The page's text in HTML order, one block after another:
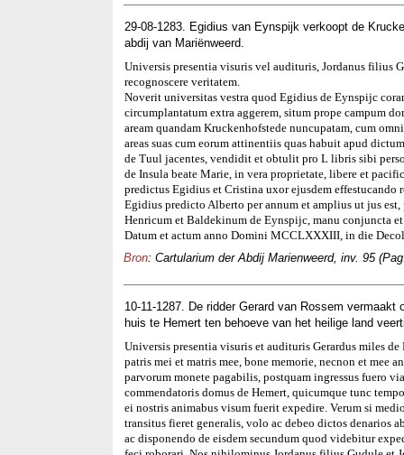
29-08-1283. Egidius van Eynspijk verkoopt de
abdij van Mariënweerd.
Universis presentia visuris vel audituris, Jordanus filius
recognoscere veritatem.
Noverit universitas vestra quod Egidius de Eynspijc
circumplantatum extra aggerem, situm prope campum
aream quandam Kruckenhofstede nuncupatam, cum
areas suas cum eorum attinentiis quas habuit apud
de Tuul jacentes, vendidit et obtulit pro L libris sibi
de Insula beate Marie, in vera proprietate, libere et
predictus Egidius et Cristina uxor ejusdem
Egidius predicto Alberto per annum et amplius ut jus
Henricum et Baldekinum de Eynspijc, manu conjuncta
Datum et actum anno Domini MCCLXXXIII, in die
Bron: Cartularium der Abdij Marienweerd, inv. 95
10-11-1287. De ridder Gerard van Rossem
huis te Hemert ten behoeve van het heilige land
Universis presentia visuris et audituris Gerardus miles
patris mei et matris mee, bone memorie, necnon et mee
parvorum monete pagabilis, postquam ingressus fuero
commendatoris domus de Hemert, quicumque tunc
ei nostris animabus visum fuerit expedire. Verum si
transitus fieret generalis, volo ac debeo dictos denarios
ac disponendo de eisdem secundum quod videbitur